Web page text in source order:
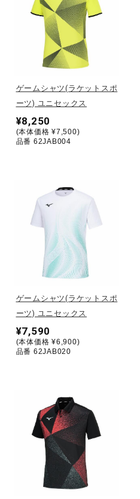
ス
ゲームシャツ(ラケットスポ
ーツ) ユニセックス
¥8,250
(本体価格 ¥7,500)
品番 62JAB004
ゲームシャツ(ラケットスポ
ーツ) ユニセックス
¥7,590
(本体価格 ¥6,900)
品番 62JAB020